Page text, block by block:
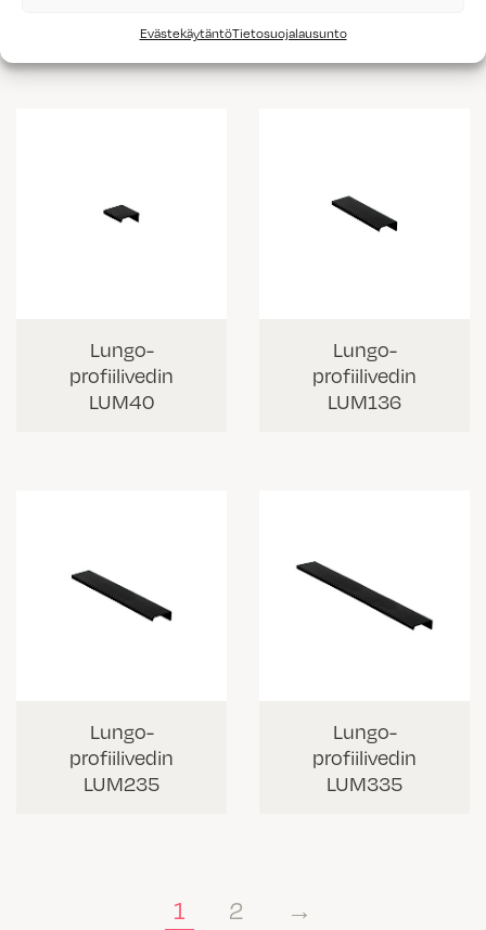
EvästekäytäntöTietosuojalausunto
Lungo-
profiilivedin
LUM40
Lungo-
profiilivedin
LUM136
Lungo-
profiilivedin
LUM235
Lungo-
profiilivedin
LUM335
1 2 →